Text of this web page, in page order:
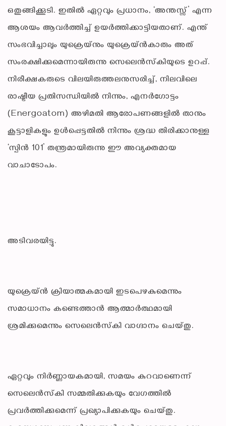
ഒതുങ്ങിക്കൂടി. ഇതിൽ ഏറ്റവും പ്രധാനം, ‘അന്തസ്സ്’ എന്ന
ആശയം ആവർത്തിച്ച് ഉയർത്തിക്കാട്ടിയതാണ്. എന്ത്
സംഭവിച്ചാലും യുക്രെയ്‌നും യുക്രെയ്ൻകാരും അത്
സംരക്ഷിക്കുമെന്നായിരുന്നു സെലെൻസ്‌കിയുടെ ഉറപ്പ്.
നിരീക്ഷകരുടെ വിലയിരുത്തലനുസരിച്ച്, നിലവിലെ
രാഷ്ട്രീയ പ്രതിസന്ധിയിൽ നിന്നും, എനർഗോട്ടം
(Energoatom) അഴിമതി ആരോപണങ്ങളിൽ താനും
കൂട്ടാളികളും ഉൾപ്പെട്ടതിൽ നിന്നും ശ്രദ്ധ തിരിക്കാനുള്ള
‘സ്പിൻ 101’ തന്ത്രമായിരുന്നു ഈ അവ്യക്തമായ
വാചാടോപം.
അടിവരയിട്ടു.
യുക്രെയ്ൻ ക്രിയാത്മകമായി ഇടപെഴകുമെന്നും
സമാധാനം കണ്ടെത്താൻ ആത്മാർത്ഥമായി
ശ്രമിക്കുമെന്നും സെലെൻസ്‌കി വാഗ്ദാനം ചെയ്തു.
ഏറ്റവും നിർണ്ണായകമായി, സമയം കുറവാണെന്ന്
സെലെൻസ്‌കി സമ്മതിക്കുകയും വേഗത്തിൽ
പ്രവർത്തിക്കുമെന്ന് പ്രഖ്യാപിക്കുകയും ചെയ്തു.